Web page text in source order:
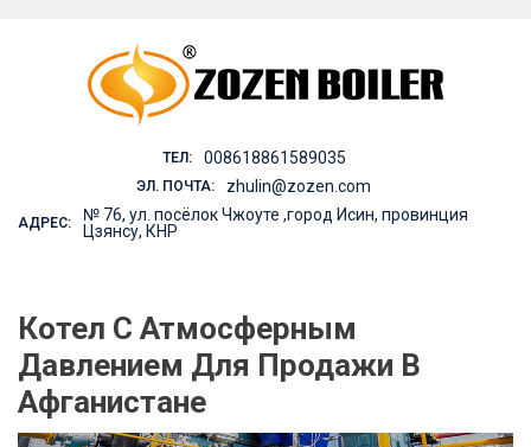
ТЕЛ: 008618861589035
ЭЛ. ПОЧТА: zhulin@zozen.com
АДРЕС:
№ 76, ул. посёлок Чжоуте ,город Исин, провинция
Цзянсу, КНР
Котел С Атмосферным
Давлением Для Продажи В
Афганистане